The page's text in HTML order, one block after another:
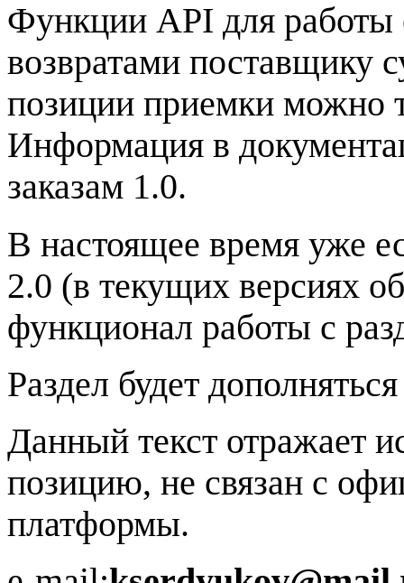
Функции API для работы
возвратами поставщику
позиции приемки можно
Информация в
заказам 1.0.
В настоящее время уже
2.0 (в текущих версиях
функционал работы с
Раздел будет дополняться
Данный текст отражает
позицию, не связан с
платформы.